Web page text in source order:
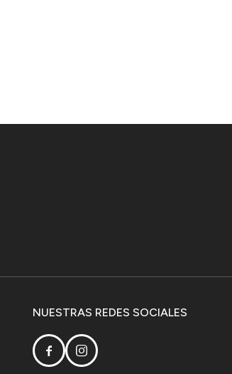
NUESTRAS REDES SOCIALES
 